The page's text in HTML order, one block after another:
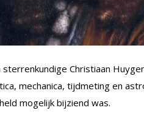
Christiaan
mechanica, tijdmeting en
mogelijk bijziend was.